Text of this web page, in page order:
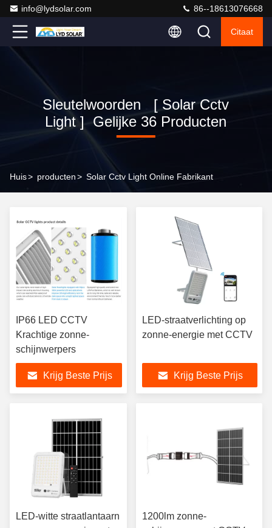
info@lydsolar.com 86--18613076668
Citaat
Sleutelwoorden [ Solar Cctv
Light ] Gelijke 36 Producten
Huis> producten> Solar Cctv Light Online Fabrikant
IP66 LED CCTV
Krachtige zonne-
schijnwerpers
Krijg Beste Prijs
LED-straatverlichting op
zonne-energie met CCTV
Krijg Beste Prijs
LED-witte straatlantaarn
1200lm zonne-